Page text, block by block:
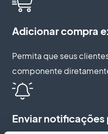
Adicionar compra
Permita que seus
componente
Enviar notificações